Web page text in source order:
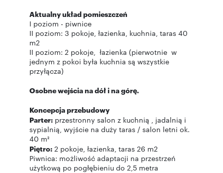
Aktualny układ pomieszczeń
I poziom - piwnice
II poziom: 3 pokoje, łazienka, kuchnia, taras 40
m2
II poziom: 2 pokoje, łazienka (pierwotnie w
jednym z pokoi była kuchnia są wszystkie
przyłącza)
Osobne wejścia na dół i na górę.
Koncepcja przebudowy
Parter: przestronny salon z kuchnią , jadalnią i
sypialnią, wyjście na duży taras / salon letni ok.
40 m²
Piętro: 2 pokoje, łazienka, taras 26 m2
Piwnica: możliwość adaptacji na przestrzeń
użytkową po pogłębieniu do 2,5 metra